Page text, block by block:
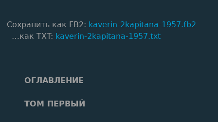
Сохранить как FB2: kaverin-2kapitana-1957.fb2
…как TXT: kaverin-2kapitana-1957.txt
ОГЛАВЛЕНИЕ
ТОМ ПЕРВЫЙ